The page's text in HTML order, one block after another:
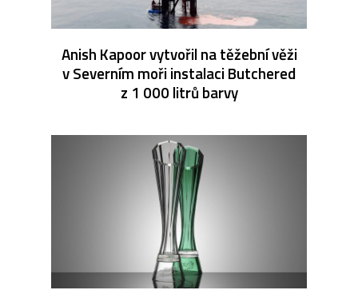
Anish Kapoor vytvořil na těžební věži
v Severním moři instalaci Butchered
z 1 000 litrů barvy